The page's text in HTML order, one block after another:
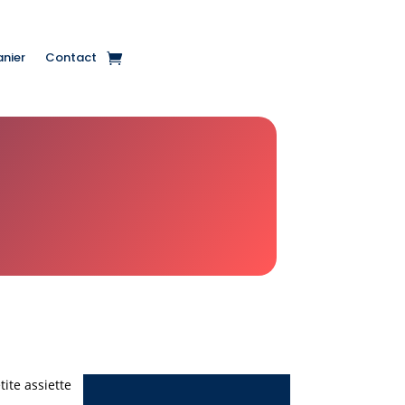
Contact
assiette